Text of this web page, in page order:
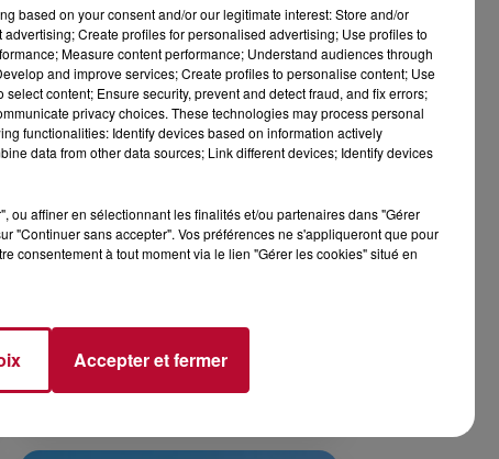
Voir plus
4 août 2026
DE SNORKELING À
Pas besoin de bouteilles de plongée
lourdes ni de diplômes complexes
pour observer la vie sous-marine. Cet
de palmes...
based on your consent and/or our legitimate interest: Store and/or
Create profiles for personalised advertising; Use profiles to
Measure content performance; Understand audiences through
and improve services; Create profiles to personalise content; Use
content; Ensure security, prevent and detect fraud, and fix errors;
privacy choices. These technologies may process personal
functionalities: Identify devices based on information actively
data from other data sources; Link different devices; Identify devices
ou affiner en sélectionnant les finalités et/ou partenaires dans "Gérer
"Continuer sans accepter". Vos préférences ne s'appliqueront que pour
consentement à tout moment via le lien "Gérer les cookies" situé en
Accepter et fermer